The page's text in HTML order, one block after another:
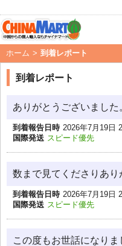
ホーム > 到着レポート
到着レポート
ありがとうございました
到着報告日時 2026年7月19日
国際発送 スピード優先
数まで見てくださりあり
到着報告日時 2026年7月19日
国際発送 スピード優先
この度もお世話になり